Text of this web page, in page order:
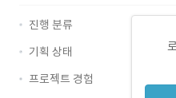
진행 분류
기획 상태
프로젝트 경험